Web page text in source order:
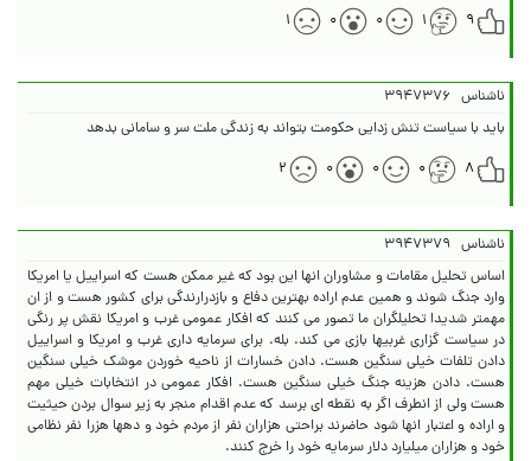
۹ ۱ ۰ ۰ ۱
ناشناس ۳۹۴۷۳۷۶
باید با سیاست تنش زدایی حکومت بتواند به زندگی ملت سر و سامانی بدهد
۸
۰ ۰ ۰ ۲
ناشناس ۳۹۴۷۳۷۹
اساس تحلیل مقامات و مشاوران انها این بود که غیر ممکن هست که اسراییل یا امریکا
وارد جنگ شوند و همین عدم اراده بهترین دفاع و بازدرارندگی برای کشور هست و از ان
مهمتر شدیدا تحلیلگران ما تصور می کنند که افکار عمومی غرب و امریکا نقش پر رنگی
در سیاست گزاری غربیها بازی می کند. بله. برای سرمایه داری غرب و امریکا و اسراییل
دادن تلفات خیلی سنگین هست. دادن خسارات از ناحیه خوردن موشک خیلی سنگین
هست. دادن هزینه جنگ خیلی سنگین هست. افکار عمومی در انتخابات خیلی مهم
هست ولی از انطرف اگر به نقطه ای برسد که عدم اقدام منجر به زیر سوال بردن حیثیت
و اراده و اعتبار انها شود حاضرند براحتی هزاران نفر از مردم خود و دهها هزرا نفر نظامی
خود و هزاران میلیارد دلار سرمایه خود را خرج کنند.